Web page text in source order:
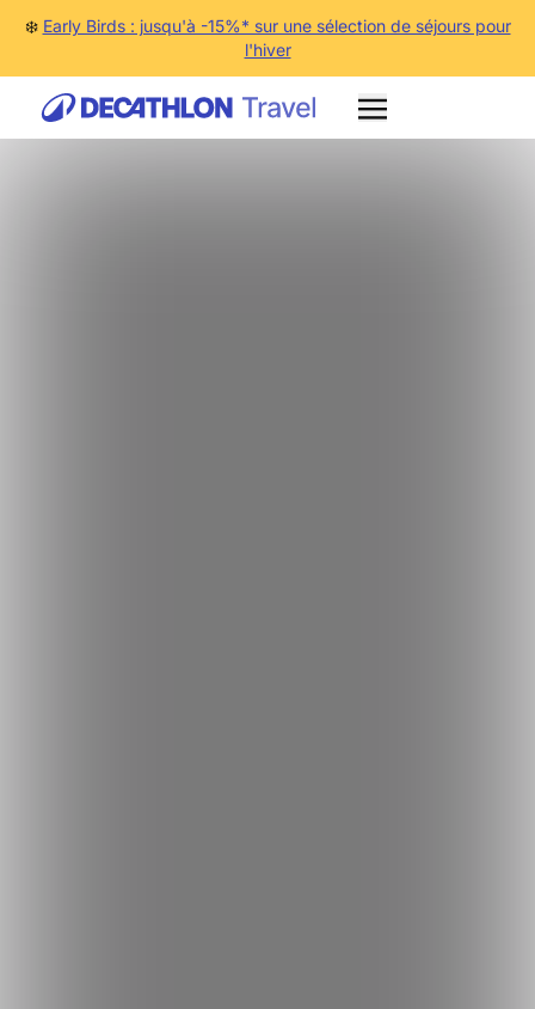
❄️ Early Birds : jusqu'à -15%* sur une sélection de séjours pour
l'hiver